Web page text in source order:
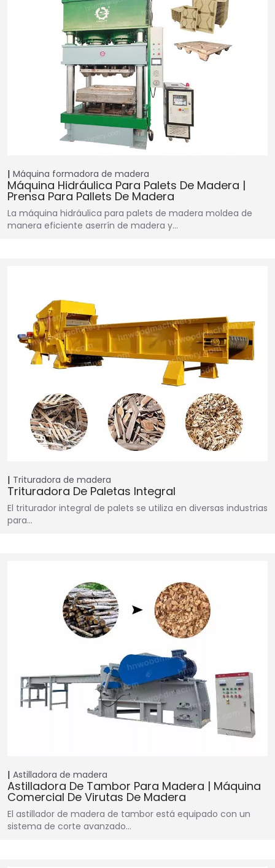
Máquina formadora de madera
Máquina Hidráulica Para Palets De Madera |
Prensa Para Pallets De Madera
La máquina hidráulica para palets de madera moldea de
manera eficiente aserrín de madera y…
Trituradora de madera
Trituradora De Paletas Integral
El triturador integral de palets se utiliza en diversas industrias
para…
Astilladora de madera
Astilladora De Tambor Para Madera | Máquina
Comercial De Virutas De Madera
El astillador de madera de tambor está equipado con un
sistema de corte avanzado…